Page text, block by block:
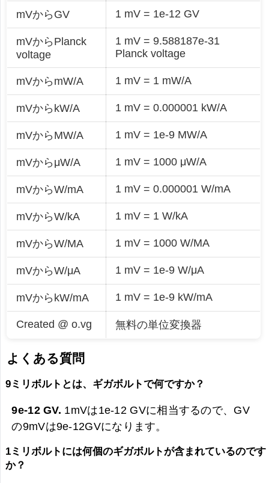
mVからGV 1 mV = 1e-12 GV
mVからPlanck
voltage
1 mV = 9.588187e-31
Planck voltage
mVからmW/A 1 mV = 1 mW/A
mVからkW/A 1 mV = 0.000001 kW/A
mVからMW/A 1 mV = 1e-9 MW/A
mVからμW/A 1 mV = 1000 μW/A
mVからW/mA 1 mV = 0.000001 W/mA
mVからW/kA 1 mV = 1 W/kA
mVからW/MA 1 mV = 1000 W/MA
mVからW/μA 1 mV = 1e-9 W/μA
mVからkW/mA 1 mV = 1e-9 kW/mA
Created @ o.vg 無料の単位変換器
よくある質問
9ミリボルトとは、ギガボルトで何ですか？
9e-12 GV. 1mVは1e-12 GVに相当するので、GV
の9mVは9e-12GVになります。
1ミリボルトには何個のギガボルトが含まれているのです
か？